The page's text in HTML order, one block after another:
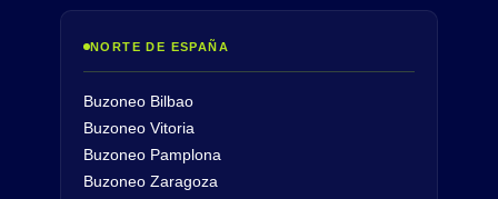
NORTE DE ESPAÑA
Buzoneo Bilbao
Buzoneo Vitoria
Buzoneo Pamplona
Buzoneo Zaragoza